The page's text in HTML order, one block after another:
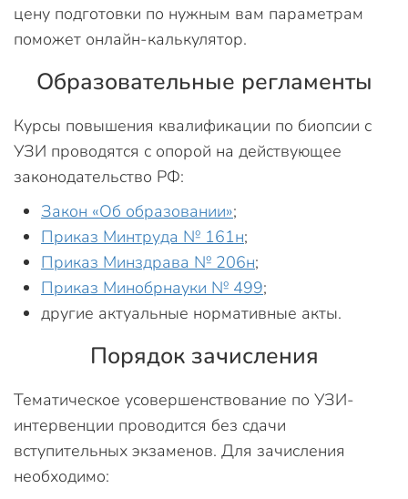
цену подготовки по нужным вам параметрам
поможет онлайн-калькулятор.
Образовательные регламенты
Курсы повышения квалификации по биопсии с
УЗИ проводятся с опорой на действующее
законодательство РФ:
Закон «Об образовании»;
Приказ Минтруда № 161н;
Приказ Минздрава № 206н;
Приказ Минобрнауки № 499;
другие актуальные нормативные акты.
Порядок зачисления
Тематическое усовершенствование по УЗИ-
интервенции проводится без сдачи
вступительных экзаменов. Для зачисления
необходимо: